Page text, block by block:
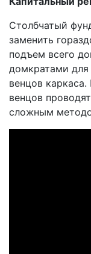
Столбчатый
заменить
подъем всего
домкратами
венцов
венцов
сложным